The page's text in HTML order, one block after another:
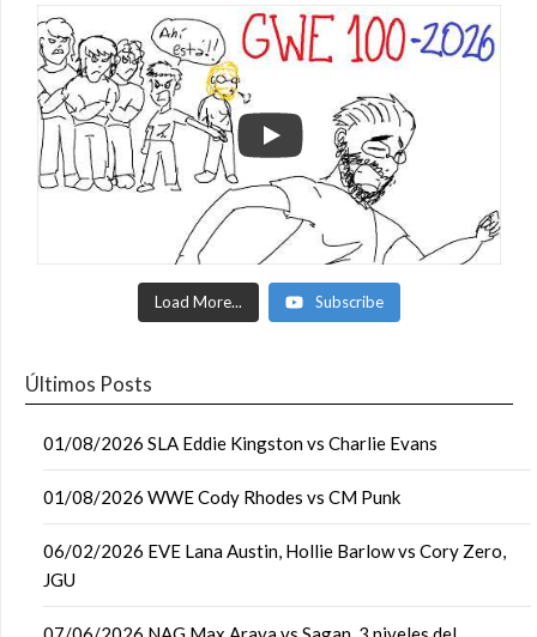
Load More... Subscribe
Últimos Posts
01/08/2026 SLA Eddie Kingston vs Charlie Evans
01/08/2026 WWE Cody Rhodes vs CM Punk
06/02/2026 EVE Lana Austin, Hollie Barlow vs Cory Zero,
JGU